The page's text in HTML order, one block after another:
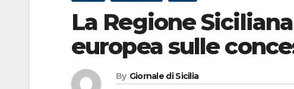
La Regione
europea sulle
By Giornale di Sicilia